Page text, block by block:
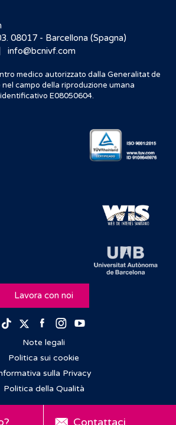
Contattaci
08017 - Barcellona (Spagna)
info@bcnivf.com
medico autorizzato dalla Generalitat de
campo della riproduzione umana
E08050604.
Lavora con noi
TikTokTwitterFacebook
Instagram
Note legali
Politica sui cookie
sulla Privacy
Politica della Qualità